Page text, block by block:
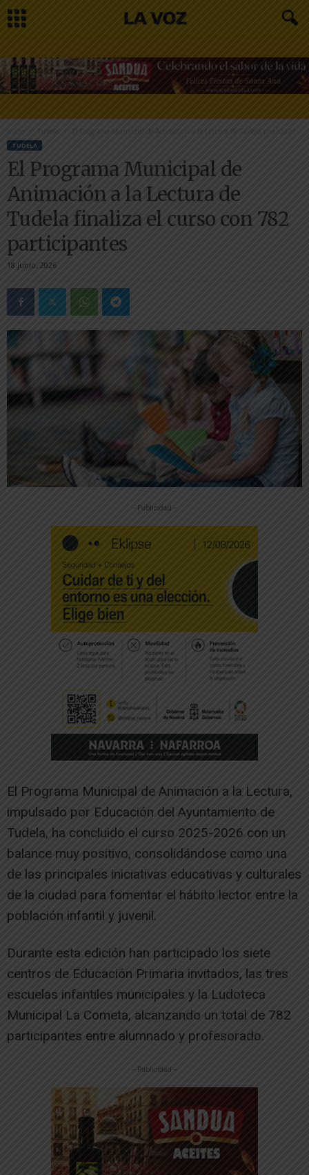
Inicio Tudela El Programa Municipal de Animación a la Lectura de Tudela finaliza el...
TUDELA
El Programa Municipal de
Animación a la Lectura de
Tudela finaliza el curso con 782
participantes
18 junio, 2026
-- Publicidad --
El Programa Municipal de Animación a la Lectura,
impulsado por Educación del Ayuntamiento de
Tudela, ha concluido el curso 2025-2026 con un
balance muy positivo, consolidándose como una
de las principales iniciativas educativas y culturales
de la ciudad para fomentar el hábito lector entre la
población infantil y juvenil.
Durante esta edición han participado los siete
centros de Educación Primaria invitados, las tres
escuelas infantiles municipales y la Ludoteca
Municipal La Cometa, alcanzando un total de 782
participantes entre alumnado y profesorado.
-- Publicidad --